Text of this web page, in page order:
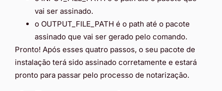
vai ser assinado.
o OUTPUT_FILE_PATH é o path até o pacote
assinado que vai ser gerado pelo comando.
Pronto! Após esses quatro passos, o seu pacote de
instalação terá sido assinado corretamente e estará
pronto para passar pelo processo de notarização.